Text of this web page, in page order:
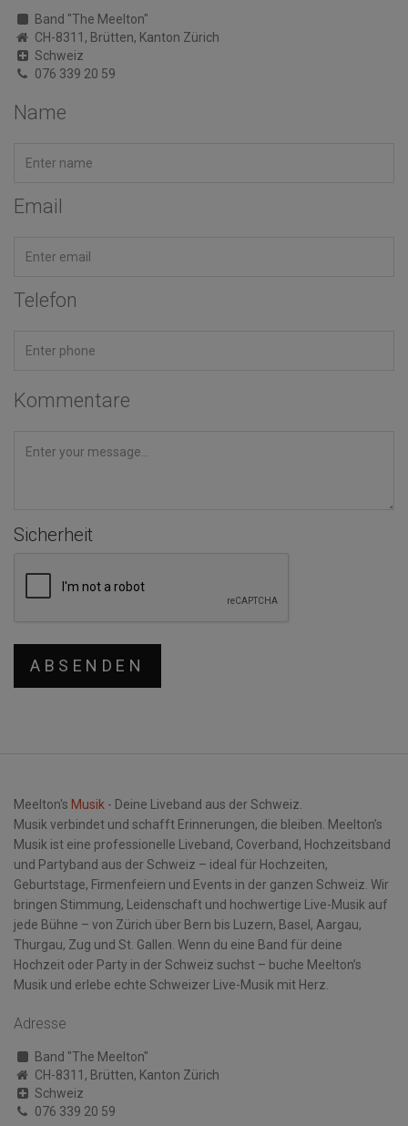
Band "The Meelton"
CH-8311, Brütten, Kanton Zürich
Schweiz
076 339 20 59
Name
Email
Telefon
Kommentare
Sicherheit
ABSENDEN
Meelton's Musik - Deine Liveband aus der Schweiz.
Musik verbindet und schafft Erinnerungen, die bleiben. Meelton’s
Musik ist eine professionelle Liveband, Coverband, Hochzeitsband
und Partyband aus der Schweiz – ideal für Hochzeiten,
Geburtstage, Firmenfeiern und Events in der ganzen Schweiz. Wir
bringen Stimmung, Leidenschaft und hochwertige Live-Musik auf
jede Bühne – von Zürich über Bern bis Luzern, Basel, Aargau,
Thurgau, Zug und St. Gallen. Wenn du eine Band für deine
Hochzeit oder Party in der Schweiz suchst – buche Meelton’s
Musik und erlebe echte Schweizer Live-Musik mit Herz.
Adresse
Band "The Meelton"
CH-8311, Brütten, Kanton Zürich
Schweiz
076 339 20 59